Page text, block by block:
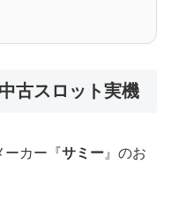
古スロット実機
ーカー『サミー 』のお